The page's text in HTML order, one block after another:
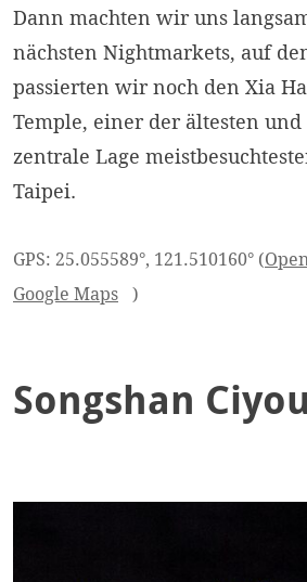
Dann machten wir uns
nächsten Nightmarkets, auf
passierten wir noch den Xia
Temple, einer der ältesten und
zentrale Lage
Taipei.
GPS: 25.055589°, 121.510160° (
Google Maps
)
Songshan